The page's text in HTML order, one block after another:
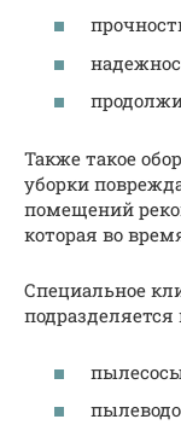
Также такое
уборки
помещений
которая во
Специальное